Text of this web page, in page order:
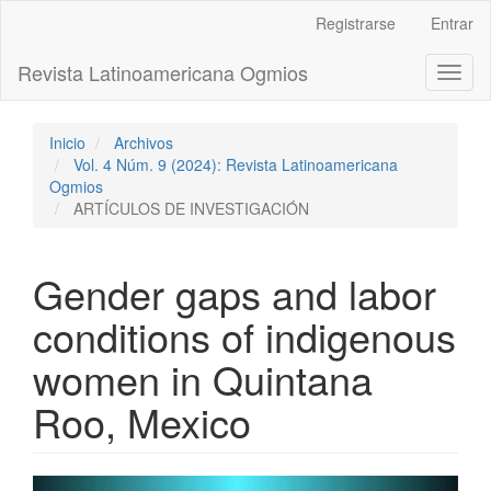
principal
Barra
Registrarse Entrar
Revista Latinoamericana Ogmios
Inicio
Archivos
Vol. 4 Núm. 9 (2024): Revista Latinoamericana
Ogmios
ARTÍCULOS DE INVESTIGACIÓN
Gender gaps and labor
conditions of indigenous
women in Quintana
Roo, Mexico